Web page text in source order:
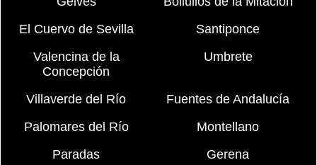
El Cuervo de Sevilla
Santiponce
Valencina de la
Concepción
Umbrete
Villaverde del Río
Fuentes de Andalucía
Palomares del Río
Montellano
Paradas
Gerena